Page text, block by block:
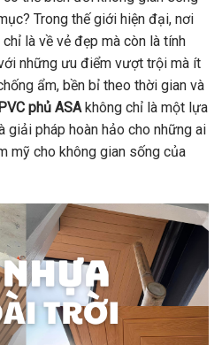
Trong thế giới hiện đại, nơi
là về vẻ đẹp mà còn là tính
những ưu điểm vượt trội mà ít
ẩm, bền bỉ theo thời gian và
phủ ASA không chỉ là một lựa
giải pháp hoàn hảo cho những ai
mỹ cho không gian sống của